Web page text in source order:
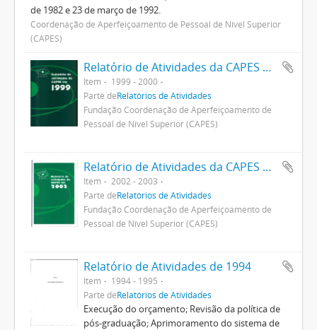
de 1982 e 23 de março de 1992.
Coordenação de Aperfeiçoamento de Pessoal de Nível Superior
(CAPES)
Relatório de Atividades da CAPES 1999
Item
1999 - 2000
Parte deRelatórios de Atividades
Fundação Coordenação de Aperfeiçoamento de
Pessoal de Nível Superior (CAPES)
Relatório de Atividades da CAPES em 2002
Item
2002 - 2003
Parte deRelatórios de Atividades
Fundação Coordenação de Aperfeiçoamento de
Pessoal de Nível Superior (CAPES)
Relatório de Atividades de 1994
Item
1994 - 1995
Parte deRelatórios de Atividades
Execução do orçamento; Revisão da política de
pós-graduação; Aprimoramento do sistema de